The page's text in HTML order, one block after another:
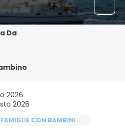
Da
2026
2026
FAMIGLIE CON BAMBINI